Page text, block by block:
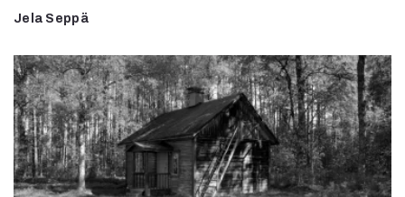
Jela Seppä